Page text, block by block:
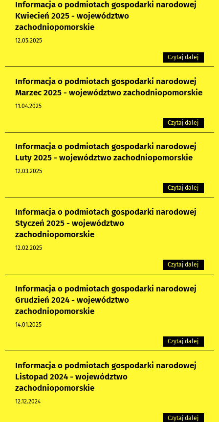
Informacja o podmiotach gospodarki narodowej
Kwiecień 2025 - województwo
zachodniopomorskie
12.05.2025
Czytaj dalej
Informacja o podmiotach gospodarki narodowej
Marzec 2025 - województwo zachodniopomorskie
11.04.2025
Czytaj dalej
Informacja o podmiotach gospodarki narodowej
Luty 2025 - województwo zachodniopomorskie
12.03.2025
Czytaj dalej
Informacja o podmiotach gospodarki narodowej
Styczeń 2025 - województwo
zachodniopomorskie
12.02.2025
Czytaj dalej
Informacja o podmiotach gospodarki narodowej
Grudzień 2024 - województwo
zachodniopomorskie
14.01.2025
Czytaj dalej
Informacja o podmiotach gospodarki narodowej
Listopad 2024 - województwo
zachodniopomorskie
12.12.2024
Czytaj dalej